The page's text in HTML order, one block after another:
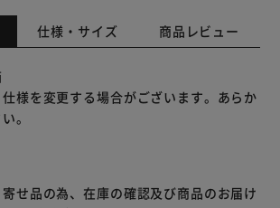
仕様・サイズ 商品レビュー
様を変更する場合がございます。あらか
。
せ品の為、在庫の確認及び商品のお届け